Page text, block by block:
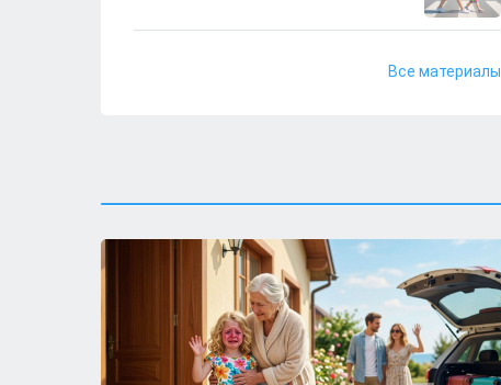
Какие игрушки лучше не брать с
собой на детскую площадку?
Детям понравится: кабачковые
Все материалы